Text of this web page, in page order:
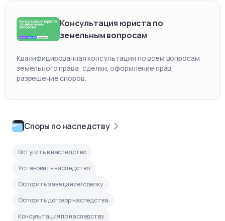
Консультация юриста по
земельным вопросам
Квалифицированная консультация по всем вопросам
земельного права: сделки, оформление прав,
разрешение споров.
Споры по наследству
Вступить в наследство
Установить наследство
Оспорить завещание/сделку
Оспорить договор наследства
Консультация по наследству